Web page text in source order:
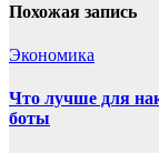
Похожая запись
Экономика
Что лучше для
боты